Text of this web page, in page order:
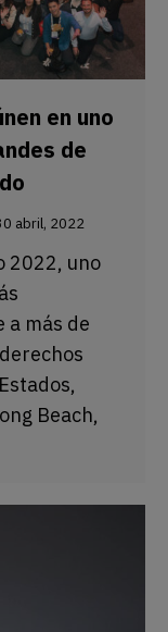
en uno
de
abril, 2022
2022, uno
más de
Beach,